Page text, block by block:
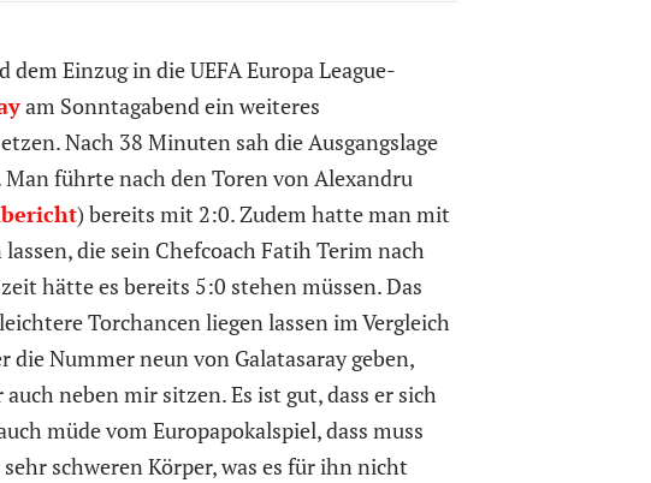
dem Einzug in die UEFA Europa League-
am Sonntagabend ein weiteres
Nach 38 Minuten sah die Ausgangslage
führte nach den Toren von Alexandru
) bereits mit 2:0. Zudem hatte man mit
die sein Chefcoach Fatih Terim nach
hätte es bereits 5:0 stehen müssen. Das
Torchancen liegen lassen im Vergleich
Nummer neun von Galatasaray geben,
neben mir sitzen. Es ist gut, dass er sich
müde vom Europapokalspiel, dass muss
schweren Körper, was es für ihn nicht